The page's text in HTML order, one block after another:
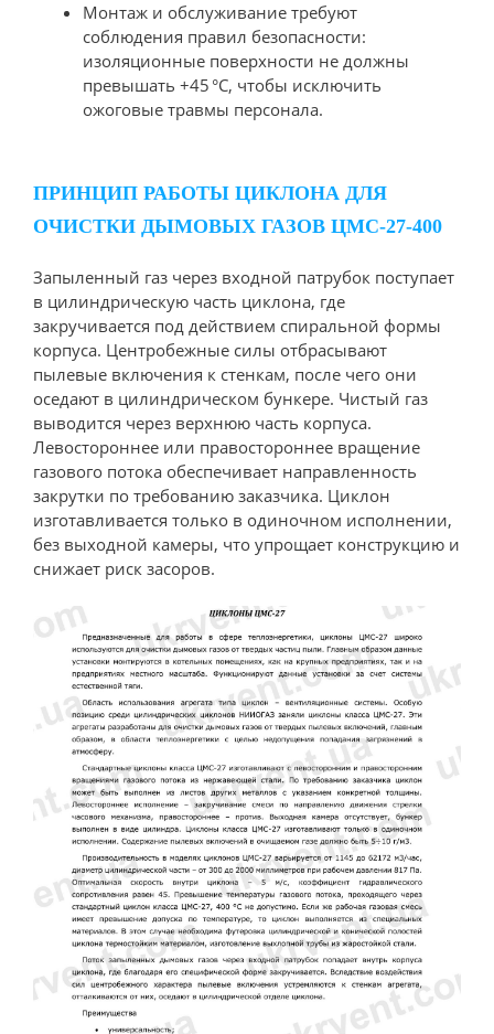
Монтаж и обслуживание требуют
соблюдения правил безопасности:
изоляционные поверхности не должны
превышать +45 °C, чтобы исключить
ожоговые травмы персонала.
ПРИНЦИП РАБОТЫ ЦИКЛОНА ДЛЯ
ОЧИСТКИ ДЫМОВЫХ ГАЗОВ ЦМС-27-400
Запыленный газ через входной патрубок поступает
в цилиндрическую часть циклона, где
закручивается под действием спиральной формы
корпуса. Центробежные силы отбрасывают
пылевые включения к стенкам, после чего они
оседают в цилиндрическом бункере. Чистый газ
выводится через верхнюю часть корпуса.
Левостороннее или правостороннее вращение
газового потока обеспечивает направленность
закрутки по требованию заказчика. Циклон
изготавливается только в одиночном исполнении,
без выходной камеры, что упрощает конструкцию и
снижает риск засоров.